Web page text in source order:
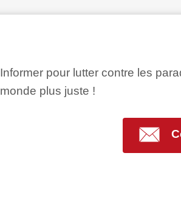
Informer pour lutter contre les
monde plus juste !